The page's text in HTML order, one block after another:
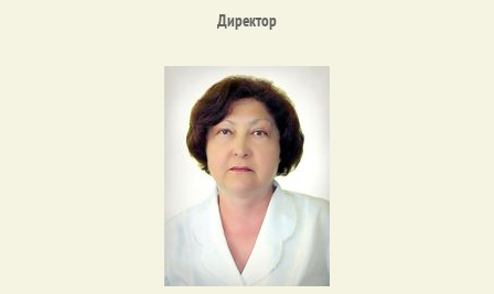
Директор